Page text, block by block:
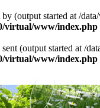
by (output started at /
virtual/www/index.php
sent (output started at
virtual/www/index.php